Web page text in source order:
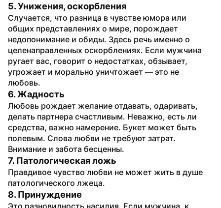
5. Унижения, оскорбления
Случается, что разница в чувстве юмора или
общих представлениях о мире, порождает
недопонимание и обиды. Здесь речь именно о
целенаправленных оскорблениях. Если мужчина
ругает вас, говорит о недостатках, обзывает,
угрожает и морально уничтожает — это не
любовь.
6. Жадность
Любовь рождает желание отдавать, одаривать,
делать партнера счастливым. Неважно, есть ли
средства, важно намерение. Букет может быть
полевым. Слова любви не требуют затрат.
Внимание и забота бесценны.
7. Патологическая ложь
Правдивое чувство любви не может жить в душе
патологического лжеца.
8. Принуждение
Это разновидность насилия. Если мужчина, к